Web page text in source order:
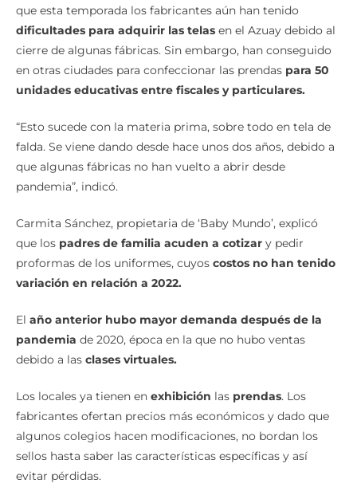
que esta temporada los fabricantes aún han tenido
dificultades para adquirir las telas en el Azuay debido al
cierre de algunas fábricas. Sin embargo, han conseguido
en otras ciudades para confeccionar las prendas para 50
unidades educativas entre fiscales y particulares.
“Esto sucede con la materia prima, sobre todo en tela de
falda. Se viene dando desde hace unos dos años, debido a
que algunas fábricas no han vuelto a abrir desde
pandemia”, indicó.
Carmita Sánchez, propietaria de ‘Baby Mundo’, explicó
que los padres de familia acuden a cotizar y pedir
proformas de los uniformes, cuyos costos no han tenido
variación en relación a 2022.
El año anterior hubo mayor demanda después de la
pandemia de 2020, época en la que no hubo ventas
debido a las clases virtuales.
Los locales ya tienen en exhibición las prendas. Los
fabricantes ofertan precios más económicos y dado que
algunos colegios hacen modificaciones, no bordan los
sellos hasta saber las características específicas y así
evitar pérdidas.